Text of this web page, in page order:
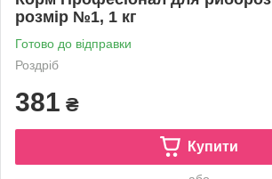
розмір №1, 1 кг
Готово до відправки
Роздріб
381 ₴
Купити